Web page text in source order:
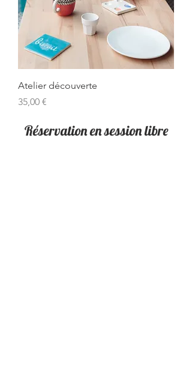
Atelier découverte
Prix
35,00 €
Réservation en session libre